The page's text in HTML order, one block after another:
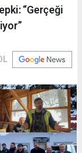
“Gerçeği